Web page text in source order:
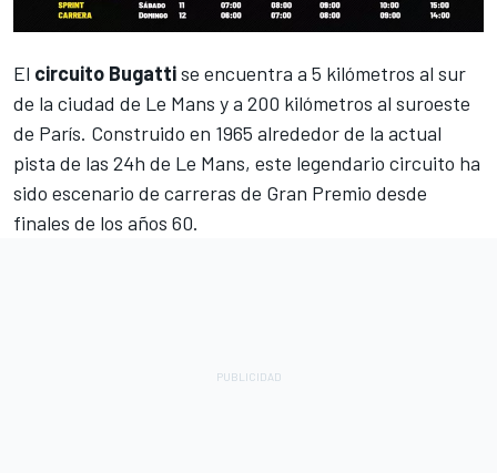
El circuito Bugattise encuentra a 5 kilómetros al sur
de la ciudad de Le Mans y a 200 kilómetros al suroeste
de París. Construido en 1965 alrededor de la actual
pista de las 24h de Le Mans, este legendario circuito ha
sido escenario de carreras de Gran Premio desde
finales de los años 60.